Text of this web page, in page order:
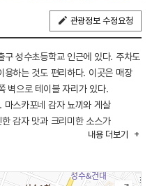
관광정보 수정요청
성수초등학교 인근에 있다. 주차도
하는 것도 편리하다. 이곳은 매장
벽으로 테이블 자리가 있다.
마스카포네 감자 뇨끼와 게살
감자 맛과 크리미한 소스가
내용 더보기